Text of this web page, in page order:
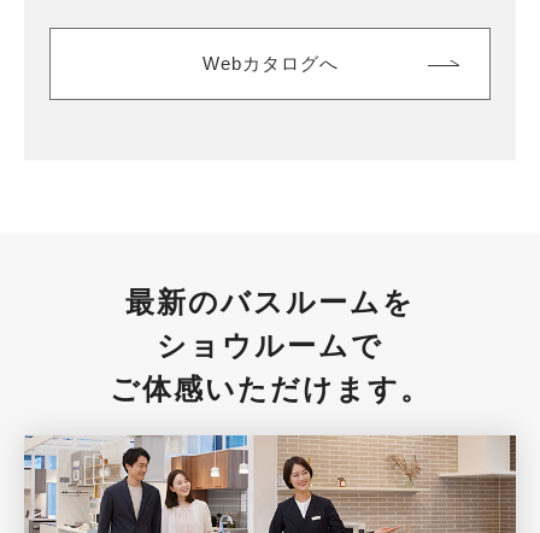
Webカタログへ
最新のバスルームを
ショウルームで
ご体感いただけます。